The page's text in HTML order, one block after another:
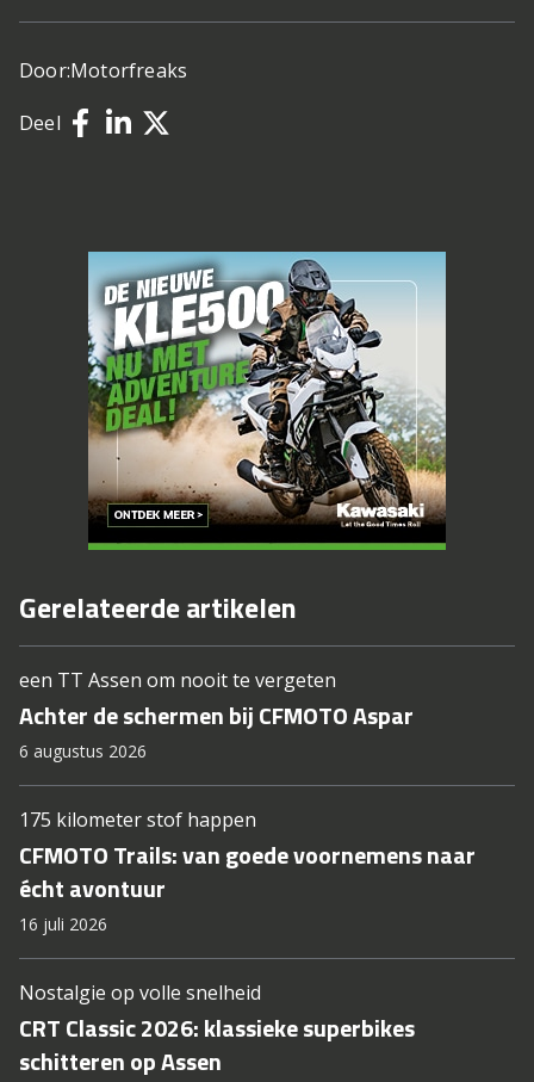
Door:Motorfreaks
Deel
Gerelateerde artikelen
een TT Assen om nooit te vergeten
Achter de schermen bij CFMOTO Aspar
6 augustus 2026
175 kilometer stof happen
CFMOTO Trails: van goede voornemens naar
écht avontuur
16 juli 2026
Nostalgie op volle snelheid
CRT Classic 2026: klassieke superbikes
schitteren op Assen